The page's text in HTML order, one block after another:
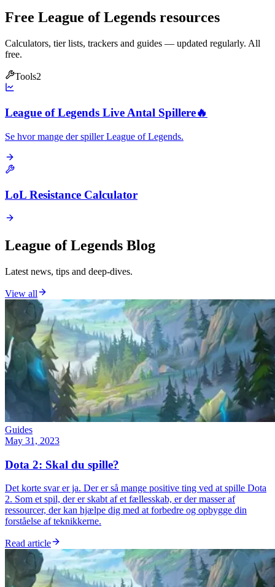
Free League of Legends resources
Calculators, tier lists, trackers and guides — updated regularly. All
free.
Tools2
League of Legends Live Antal Spillere🔥
Se hvor mange der spiller League of Legends.
LoL Resistance Calculator
League of Legends Blog
Latest news, tips and deep-dives.
View all
Guides
May 31, 2023
Dota 2: Skal du spille?
Det korte svar er ja. Der er så mange positive ting ved at spille Dota
2. Som et spil, der er skabt af et fællesskab, er der masser af
ressourcer, der kan hjælpe dig med at forbedre og opbygge din
forståelse af teknikkerne.
Read article